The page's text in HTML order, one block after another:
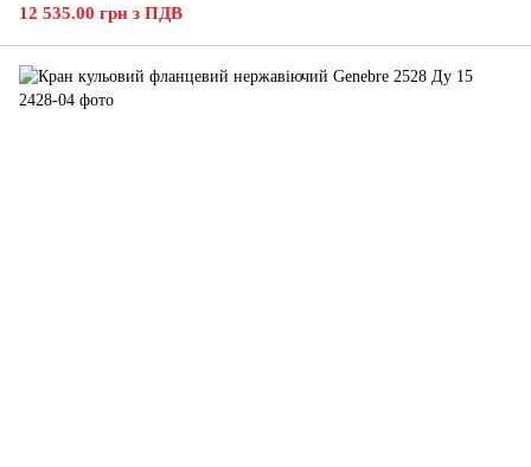
12 535.00 грн з ПДВ